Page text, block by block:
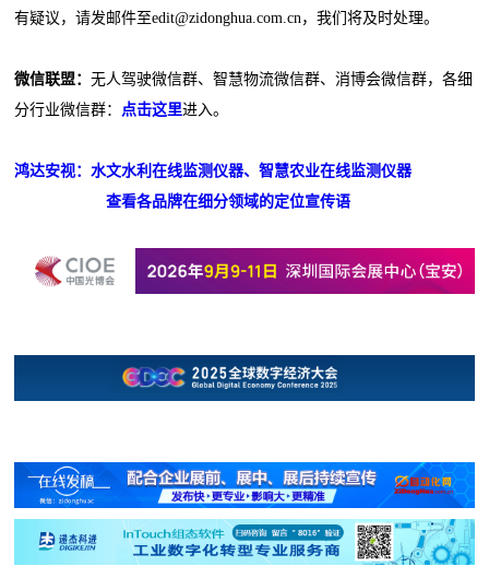
有疑议，请发邮件至edit@zidonghua.com.cn，我们将及时处理。
微信联盟：无人驾驶微信群、智慧物流微信群、消博会微信群，各细
分行业微信群：
点击这里进入。
鸿达安视：水文水利在线监测仪器、智慧农业在线监测仪器
查看各品牌在细分领域的定位宣传语